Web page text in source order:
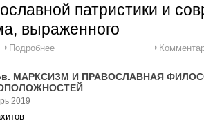
патристики и
выраженного
Подробнее
МАРКСИЗМ И ПРАВОСЛАВНАЯ
2019